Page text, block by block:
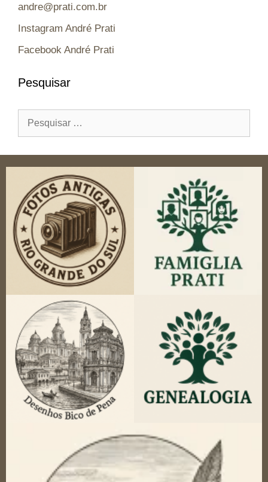
andre@prati.com.br
Instagram André Prati
Facebook André Prati
Pesquisar
Pesquisar
por: